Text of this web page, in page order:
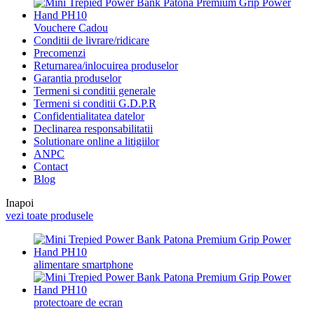
Vouchere Cadou
Conditii de livrare/ridicare
Precomenzi
Returnarea/inlocuirea produselor
Garantia produselor
Termeni si conditii generale
Termeni si conditii G.D.P.R
Confidentialitatea datelor
Declinarea responsabilitatii
Solutionare online a litigiilor
ANPC
Contact
Blog
Inapoi
vezi toate produsele
alimentare smartphone
protectoare de ecran